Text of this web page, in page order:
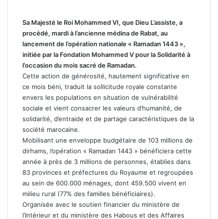
Sa Majesté le Roi Mohammed VI, que Dieu L’assiste, a
procédé, mardi à l’ancienne médina de Rabat, au
lancement de l’opération nationale « Ramadan 1443 »,
initiée par la Fondation Mohammed V pour la Solidarité à
l’occasion du mois sacré de Ramadan.
Cette action de générosité, hautement significative en
ce mois béni, traduit la sollicitude royale constante
envers les populations en situation de vulnérabilité
sociale et vient consacrer les valeurs d’humanité, de
solidarité, d’entraide et de partage caractéristiques de la
société marocaine.
Mobilisant une enveloppe budgétaire de 103 millions de
dirhams, l’opération « Ramadan 1443 » bénéficiera cette
année à près de 3 millions de personnes, établies dans
83 provinces et préfectures du Royaume et regroupées
au sein de 600.000 ménages, dont 459.500 vivent en
milieu rural (77% des familles bénéficiaires).
Organisée avec le soutien financier du ministère de
l’Intérieur et du ministère des Habous et des Affaires